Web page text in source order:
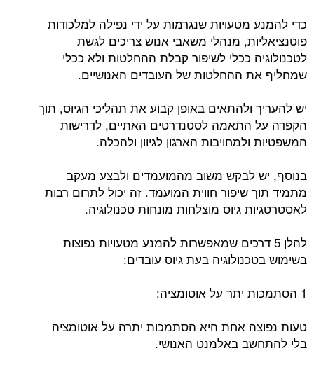
כדי להמנע מטעויות שנגרמות על ידי נפילה למלכודות
פוטנציאליות, מנהלי משאבי אנוש צריכים לגשת
לטכנולוגיה ככלי לשיפור קבלת ההחלטות ולא ככלי
שמחליף את ההחלטות של העובדים האנושיים.
יש להעריך ולהתאים באופן קבוע את תהליכי הגיוס, תוך
הקפדה על התאמה לסטנדרטים האתיים, לדרישות
המשפטיות ולמחויבות הארגון לגיוון ולהכלה.
בנוסף, יש לבקש משוב מהמועמדים ולבצע מעקב
מתמיד תוך שיפור חווית המועמד. זה יכול לתרום רבות
לאסטרטגיות גיוס מוצלחות מונחות טכנולוגיה.
להלן 5 דרכים שמאפשרות להמנע מטעויות נפוצות
בשימוש בטכנולוגיה בעת גיוס עובדים:
1 הסתמכות יתר על אוטומציה:
טעות נפוצה אחת היא הסתמכות יתרה על אוטומציה
בלי להתחשב באלמנט האנושי.